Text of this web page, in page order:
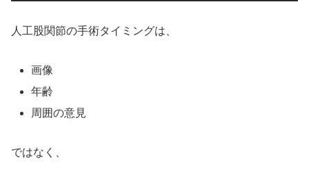
人工股関節の手術タイミングは、
画像
年齢
周囲の意見
ではなく、